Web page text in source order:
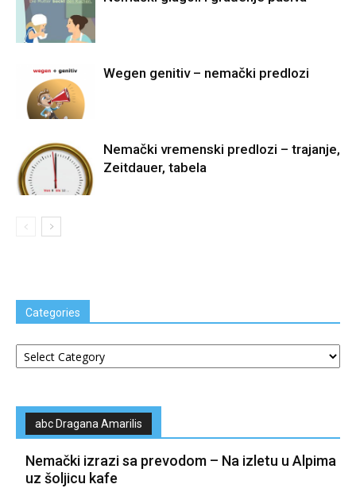
Wegen genitiv – nemački predlozi
Nemački vremenski predlozi – trajanje,
Zeitdauer, tabela
Categories
Categories
abc Dragana Amarilis
Nemački izrazi sa prevodom – Na izletu u Alpima
uz šoljicu kafe